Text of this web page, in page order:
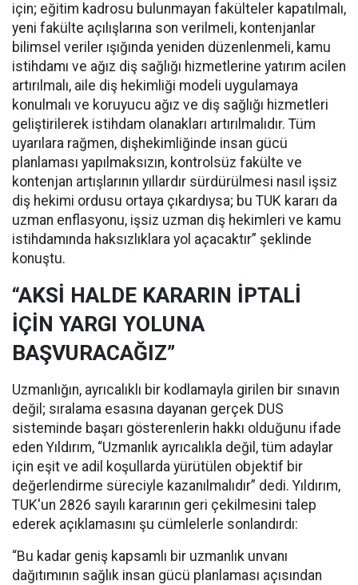
için; eğitim kadrosu bulunmayan fakülteler kapatılmalı,
yeni fakülte açılışlarına son verilmeli, kontenjanlar
bilimsel veriler ışığında yeniden düzenlenmeli, kamu
istihdamı ve ağız diş sağlığı hizmetlerine yatırım acilen
artırılmalı, aile diş hekimliği modeli uygulamaya
konulmalı ve koruyucu ağız ve diş sağlığı hizmetleri
geliştirilerek istihdam olanakları artırılmalıdır. Tüm
uyarılara rağmen, dişhekimliğinde insan gücü
planlaması yapılmaksızın, kontrolsüz fakülte ve
kontenjan artışlarının yıllardır sürdürülmesi nasıl işsiz
diş hekimi ordusu ortaya çıkardıysa; bu TUK kararı da
uzman enflasyonu, işsiz uzman diş hekimleri ve kamu
istihdamında haksızlıklara yol açacaktır” şeklinde
konuştu.
“AKSİ HALDE KARARIN İPTALİ
İÇİN YARGI YOLUNA
BAŞVURACAĞIZ”
Uzmanlığın, ayrıcalıklı bir kodlamayla girilen bir sınavın
değil; sıralama esasına dayanan gerçek DUS
sisteminde başarı gösterenlerin hakkı olduğunu ifade
eden Yıldırım, “Uzmanlık ayrıcalıkla değil, tüm adaylar
için eşit ve adil koşullarda yürütülen objektif bir
değerlendirme süreciyle kazanılmalıdır” dedi. Yıldırım,
TUK'un 2826 sayılı kararının geri çekilmesini talep
ederek açıklamasını şu cümlelerle sonlandırdı:
“Bu kadar geniş kapsamlı bir uzmanlık unvanı
dağıtımının sağlık insan gücü planlaması açısından